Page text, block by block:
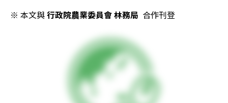
※ 本文與 行政院農業委員會 林務局 合作刊登